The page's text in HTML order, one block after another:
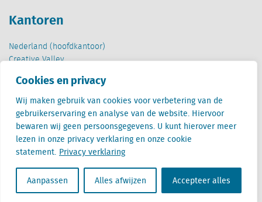
Cookies en privacy
Wij maken gebruik van cookies voor verbetering van de
gebruikerservaring en analyse van de website. Hiervoor
bewaren wij geen persoonsgegevens. U kunt hierover meer
lezen in onze privacy verklaring en onze cookie
statement. Privacy verklaring
Aanpassen Alles afwijzen Accepteer alles
Kantoren
Nederland (hoofdkantoor)
Creative Valley
3511 ED Utrecht
België
Cantersteen 47
1000 Brussel